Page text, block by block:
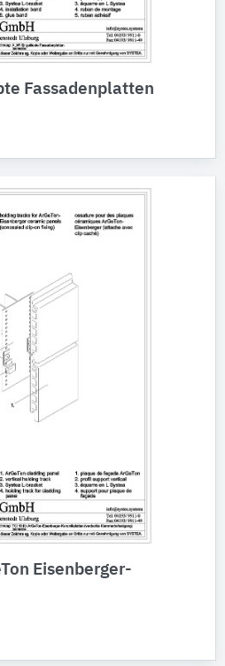
Fassadenplatten
Eisenberger-